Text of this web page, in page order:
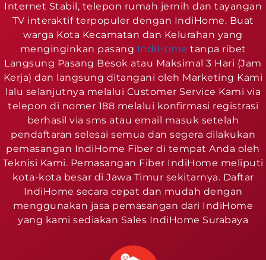
Internet Stabil, telepon rumah jernih dan tayangan
TV interaktif terpopuler dengan IndiHome. Buat
warga Kota Kecamatan dan Kelurahan yang
menginginkan pasang IndiHome tanpa ribet
Langsung Pasang Besok atau Maksimal 3 Hari (Jam
Kerja) dan langsung ditangani oleh Marketing Kami
lalu selanjutnya melalui Customer Service Kami via
telepon di nomer 188 melalui konfirmasi registrasi
berhasil via sms atau email masuk setelah
pendaftaran selesai semua dan segera dilakukan
pemasangan IndiHome Fiber di tempat Anda oleh
Teknisi Kami. Pemasangan Fiber IndiHome meliputi
kota-kota besar di Jawa Timur sekitarnya. Daftar
IndiHome secara cepat dan mudah dengan
menggunakan jasa pemasangan dari IndiHome
yang kami sediakan Sales IndiHome Surabaya